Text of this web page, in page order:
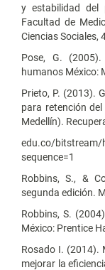
y estabilidad del
Facultad de
Ciencias Sociales,
Pose, G.
humanos México:
Prieto, P. (2013).
para retención
Medellín).
edu.co/bitstream/
sequence=1
Robbins, S., &
segunda edición.
Robbins, S.
México: Prentice
Rosado I. (2014).
mejorar la